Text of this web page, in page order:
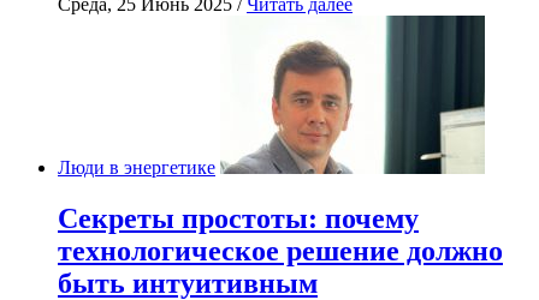
Люди в энергетике
Секреты простоты: почему
технологическое решение должно
быть интуитивным